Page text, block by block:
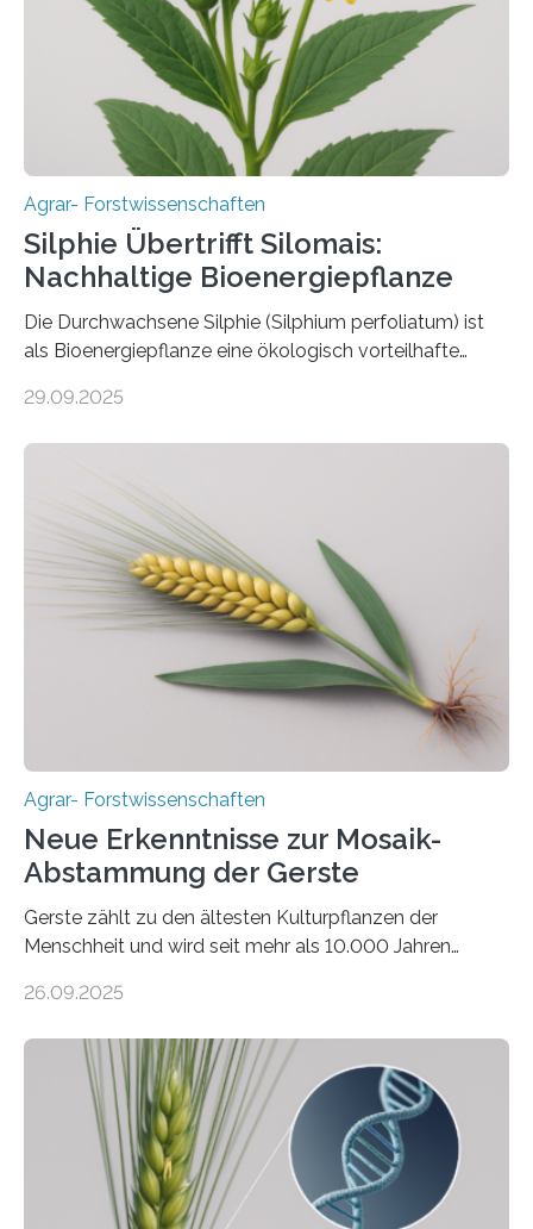
Gießen (JLU) erforscht die Arbeitsgruppe von Prof. Dr.
Marc F. Schetelig am Institut für
Insektenbiotechnologie neue biologische und
biotechnologische Verfahren zur…
Agrar- Forstwissenschaften
Silphie Übertrifft Silomais:
Nachhaltige Bioenergiepflanze
Die Durchwachsene Silphie (Silphium perfoliatum) ist
als Bioenergiepflanze eine ökologisch vorteilhafte
mehrjährigen Vergleichsstudie von Forschenden der
nach nachhaltigen Alternativen zur Energiegewinnung
aus landwirtschaftlichen Kulturen ist ein zentrales
Anliegen im Zuge der europäischen Klimaziele, bis
2050 klimaneutral zu werden. In Deutschland dominiert
bislang der Mais als Energiepflanze, doch sein Anbau
bringt ökologische Herausforderungen mit sich:
Bodenerosion, Nährstoffauswaschung und…
29.09.2025
Agrar- Forstwissenschaften
Neue Erkenntnisse zur Mosaik-
Abstammung der Gerste
Gerste zählt zu den ältesten Kulturpflanzen der
Menschheit und wird seit mehr als 10.000 Jahren
einzigen Ort domestiziert wurde. Eine neue Studie eines
Instituts für Pflanzengenetik und
Kulturpflanzenforschung (IPK) zeigt, dass die heutige
Gerste aus verschiedenen Wildpopulationen im
sogenannten Fruchtbaren Halbmond hervorgegangen
ist. Sie besitzt also eine Art „Mosaik-Abstammung“. Die
Ergebnisse der Studie wurden heute in der
26.09.2025